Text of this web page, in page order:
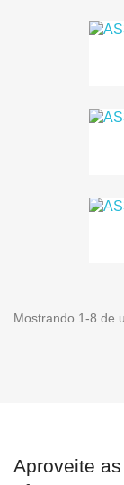
Mostrando 1-8 de
Aproveite